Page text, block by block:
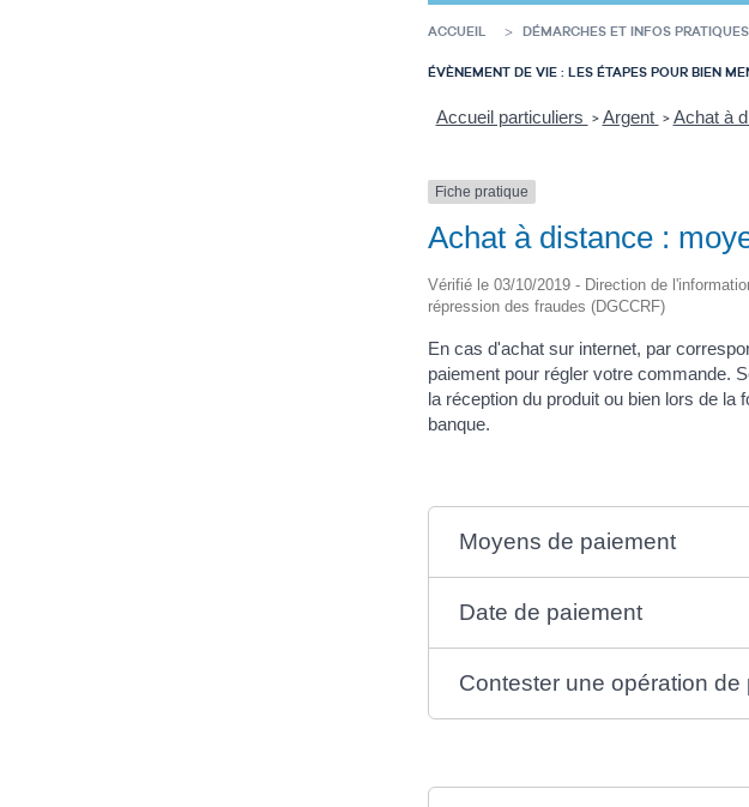
ACCUEIL DÉMARCHES ET INFOS PRATIQUES
ÉVÈNEMENT DE VIE : LES ÉTAPES POUR BIEN
Accueil particuliers > Argent > Achat à
Fiche pratique
Achat à distance :
Vérifié le 03/10/2019 - Direction de
répression des fraudes (DGCCRF)
En cas d'achat sur internet, par
paiement pour régler votre commande.
la réception du produit ou bien lors de
banque.
Moyens de paiement
Date de paiement
Contester une opération de